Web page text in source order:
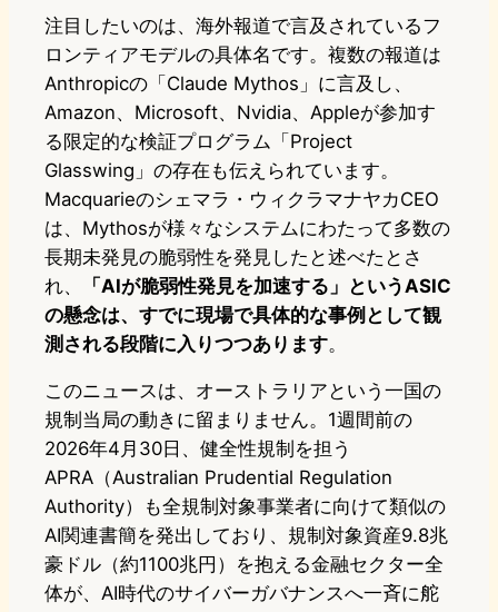
注目したいのは、海外報道で言及されているフ
ロンティアモデルの具体名です。複数の報道は
Anthropicの「Claude Mythos」に言及し、
Amazon、Microsoft、Nvidia、Appleが参加す
る限定的な検証プログラム「Project
Glasswing」の存在も伝えられています。
Macquarieのシェマラ・ウィクラマナヤカCEO
は、Mythosが様々なシステムにわたって多数の
長期未発見の脆弱性を発見したと述べたとさ
れ、
「AIが脆弱性発見を加速する」というASIC
の懸念は、すでに現場で具体的な事例として観
測される段階に入りつつあります。
このニュースは、オーストラリアという一国の
規制当局の動きに留まりません。1週間前の
2026年4月30日、健全性規制を担う
APRA（Australian Prudential Regulation
Authority）も全規制対象事業者に向けて類似の
AI関連書簡を発出しており、規制対象資産9.8兆
豪ドル（約1100兆円）を抱える金融セクター全
体が、AI時代のサイバーガバナンスへ一斉に舵